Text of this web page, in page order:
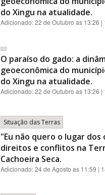
do Xingu na atualidade.
Adicionado:22 de Outubro as 13:26 |
O paraíso do gado: a
geoeconômica do
do Xingu na atualidade.
Adicionado:22 de Outubro as 13:26 |
Situação das Terras
"Eu não quero o lugar dos
direitos e conflitos na
Cachoeira Seca.
Adicionado:24 de Agosto as 11:59 |